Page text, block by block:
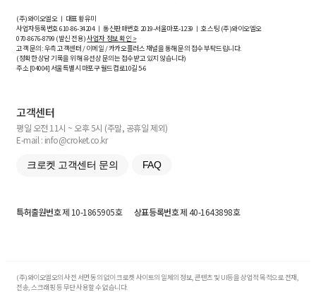
(주)와이오엘오 ㅣ 대표 황유미
사업자등록번호610-86-34204ㅣ 통신판매번호 2019-서울마포-1239 ㅣ 호스팅 (주)와이오엘오
070-8676-8799 (발신 전용)사업자 정보 확인 >
고객 문의: 우측 고객센터 / 이메일 / 카카오플러스 채널을 통해 문의 접수 부탁드립니다.
(정확한 상담 기록을 위해 유선상 문의는 접수받고 있지 않습니다)
주소 [04004] 서울특별시 마포구 월드컵로10길5-6
고객센터
평일 오전 11시 ~ 오후 5시 (주말, 공휴일 제외)
E-mail : info@croket.co.kr
크로켓 고객센터 문의 FAQ
특허출원번호제 10-1865905호 상표등록번호제 40-1643898호
(주)와이오엘오의 사전 서면 동의 없이 크로켓 사이트의 일체의 정보, 콘텐츠 및 UI등을 상업적 목적으로 전재,
전송, 스크래핑 등 무단 사용할 수 없습니다.